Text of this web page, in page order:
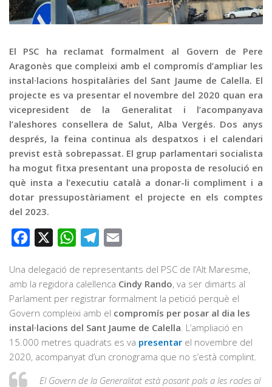
Publicitat
Contacte
El PSC ha reclamat formalment al Govern de Pere
Aragonès que compleixi amb el compromís d’ampliar les
instal·lacions hospitalàries del Sant Jaume de Calella. El
projecte es va presentar el novembre del 2020 quan era
vicepresident de la Generalitat i l’acompanyava
l’aleshores consellera de Salut, Alba Vergés. Dos anys
després, la feina continua als despatxos i el calendari
previst està sobrepassat. El grup parlamentari socialista
ha mogut fitxa presentant una proposta de resolució en
què insta a l’executiu català a donar-li compliment i a
dotar pressupostàriament el projecte en els comptes
del 2023.
Facebook WhatsAppTelegram
Una delegació de representants del PSC de l’Alt Maresme,
amb la regidora calellenca Cindy Rando, va ser dimarts al
Parlament per registrar formalment la petició perquè el
Govern compleixi amb el compromís per posar al dia les
instal·lacions del Sant Jaume de Calella . L’ampliació en
15.000 metres quadrats es va presentar el novembre del
2020, acompanyat d’un cronograma que no s’està complint.
El Govern de la Generalitat està posant pals a les rodes al